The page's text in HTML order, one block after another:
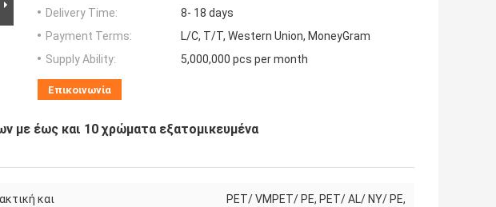
Delivery Time:
8- 18 days
Payment Terms:
L/C, T/T, Western Union, MoneyGram
Supply Ability:
5,000,000 pcs per month
Επικοινωνία
με έως και 10 χρώματα εξατομικευμένα
και
PET/ VMPET/ PE, PET/ AL/ NY/ PE,